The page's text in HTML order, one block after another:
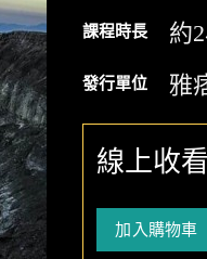
課程時長 約
發行單位 雅
線上收
加入購物車